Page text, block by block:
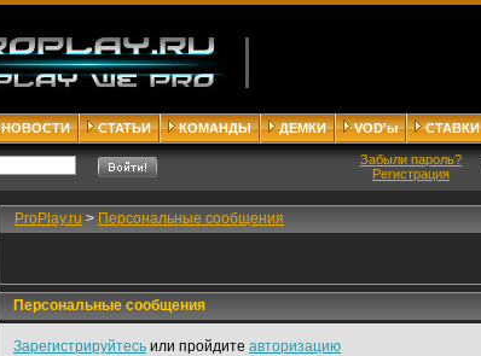
НОВОСТИ СТАТЬИ КОМАНДЫ ДЕМКИ VOD'ы СТАВКИ
Забыли пароль?
Регистрация
ProPlay.ru > Персональные сообщения
Персональные сообщения
Зарегистрируйтесь или пройдите авторизацию